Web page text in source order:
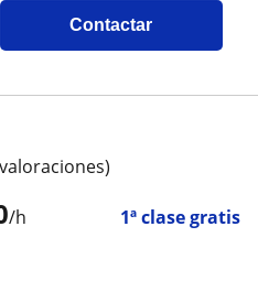
Contactar
/h 1ª clase gratis